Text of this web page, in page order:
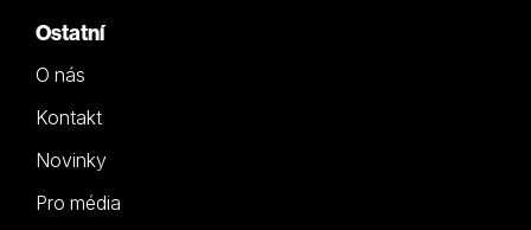
Ostatní
O nás
Kontakt
Novinky
Pro média